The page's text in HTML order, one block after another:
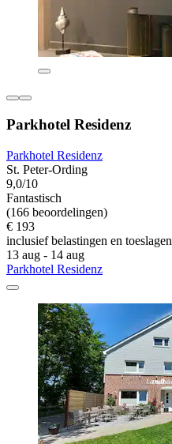
Parkhotel Residenz
Parkhotel Residenz
St. Peter-Ording
9,0/10
Fantastisch
(166 beoordelingen)
€ 193
inclusief belastingen en toeslagen
13 aug - 14 aug
Parkhotel Residenz